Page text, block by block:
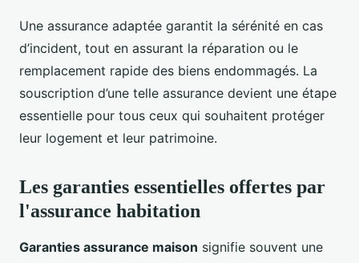
Une assurance adaptée garantit la sérénité en cas
d’incident, tout en assurant la réparation ou le
remplacement rapide des biens endommagés. La
souscription d’une telle assurance devient une étape
essentielle pour tous ceux qui souhaitent protéger
leur logement et leur patrimoine.
Les garanties essentielles offertes par
l'assurance habitation
Garanties assurance maison signifie souvent une